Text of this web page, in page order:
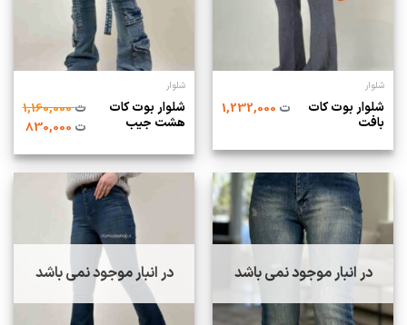
شلوار
شلوار بوت کات
بافت
ت1,232,000
شلوار
شلوار بوت کات
هشت جیب
ت1,160,000
ت830,000
در انبار موجود نمی باشد در انبار موجود نمی باشد